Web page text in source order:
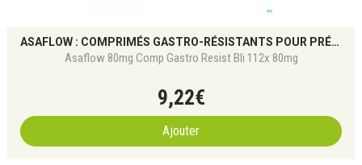
ASAFLOW : COMPRIMÉS GASTRO-RÉSISTANTS POUR PRÉVENTION CARDIOVASCULAIRE
Asaflow 80mg Comp Gastro Resist Bli 112x 80mg
9,22€
Ajouter